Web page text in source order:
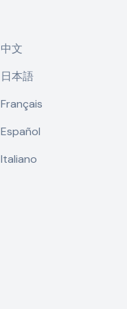
中文
日本語
Français
Español
Italiano